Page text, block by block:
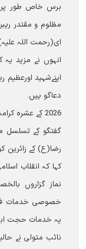
برس خاص طور پر
مظلوم و مقتدر
ای(رحمت اللہ
انہوں نے مزید
اپنےشہید
دعاگو ہیں۔
2026 کے عشرہ کرامت میں آستان قدس رضوی کا وحدت بخش نعرہ
گفتگو کے
رضا(ع) کے زائرین
کہا کہ انقلاب
نماز گزاروں
خصوصی خدمات
یہ خدمات حجت
نائب متولی نے